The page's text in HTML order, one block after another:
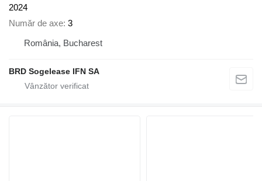
2024
Număr de axe 3
România, Bucharest
BRD Sogelease IFN SA